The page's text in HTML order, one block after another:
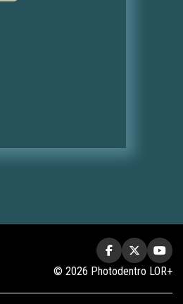
© 2026 Photodentro LOR+